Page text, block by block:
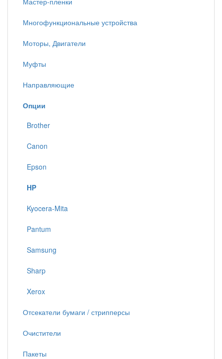
Многофункциональные устройства
Моторы, Двигатели
Муфты
Направляющие
Опции
Brother
Canon
Epson
HP
Kyocera-Mita
Pantum
Samsung
Sharp
Xerox
Отсекатели бумаги / стрипперсы
Очистители
Пакеты